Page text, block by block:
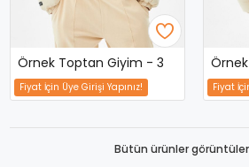
Örnek Toptan Giyim - 3
Fiyat İçin Üye Girişi Yapınız! Fiyat
Bütün ürünler